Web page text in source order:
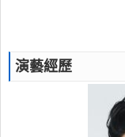
演藝經歷